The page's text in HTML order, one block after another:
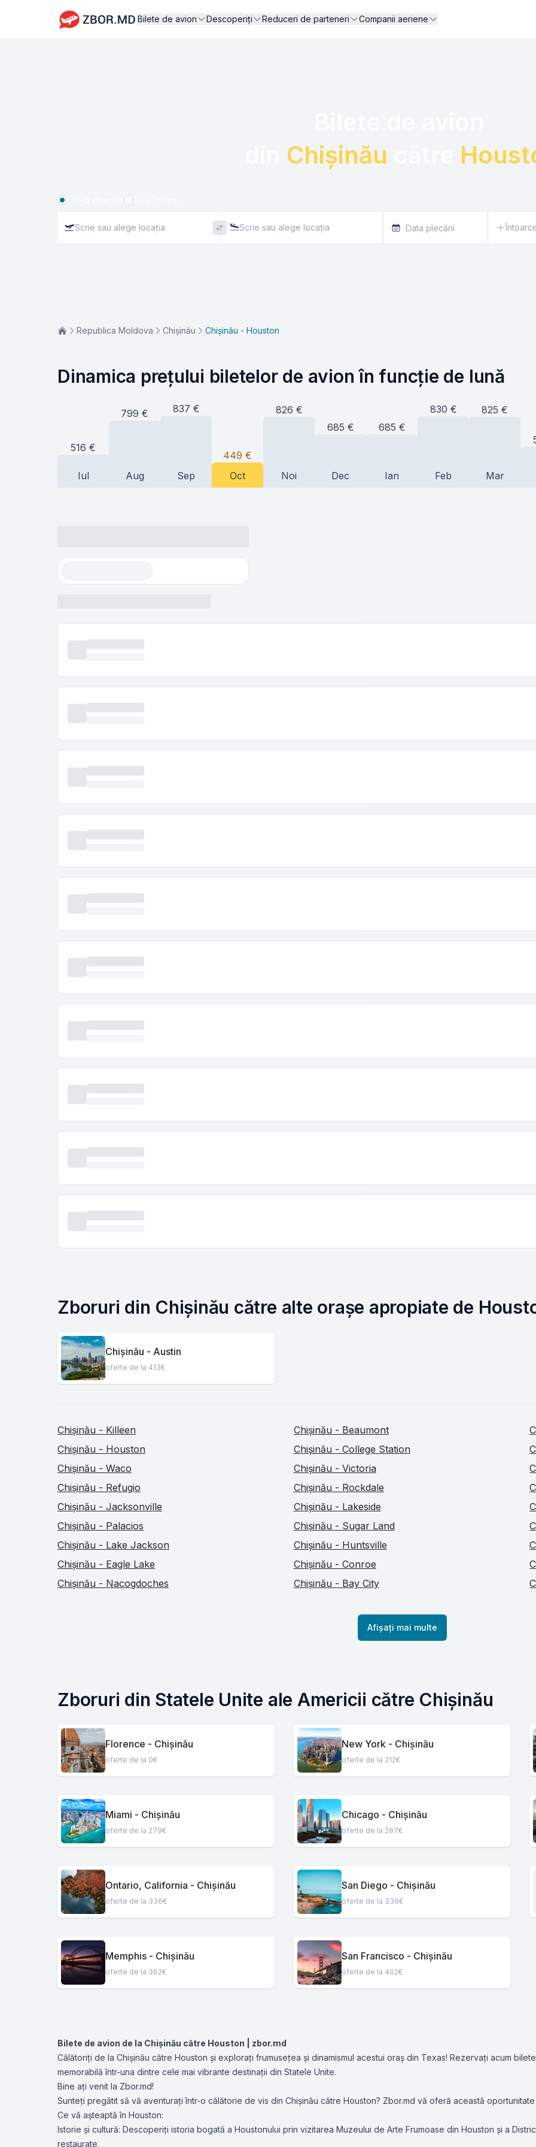
Bilete de avion Descoperiți Reduceri de parteneri Companii aeriene
Chișinău
Republica Moldova Chișinău Chișinău - Houston
Dinamica prețului biletelor de avion în funcție de lună
516 €
Iul
799 €
Aug
837 €
Sep
449 €
Oct
826 €
Noi
685 €
Dec
685 €
Ian
830 €
Feb
825 €
Mar
Zboruri din Chișinău către alte orașe apropiate de
Chișinău - Austin
oferte de la 413€
Chișinău - Killeen Chișinău - Beaumont
Chișinău - Houston
Chișinău - College Station
Chișinău - Waco
Chișinău - Victoria
Chișinău - Refugio
Chișinău - Rockdale
Chișinău - Jacksonville
Chișinău - Lakeside
Chișinău - Palacios
Chișinău - Sugar Land
Chișinău - Lake Jackson
Chișinău - Huntsville
Chișinău - Eagle Lake
Chișinău - Conroe
Chișinău - Nacogdoches
Chișinău - Bay City
Afișați mai multe
Zboruri din Statele Unite ale Americii către Chișinău
Florence - Chișinău
oferte de la 0€
New York - Chișinău
oferte de la 212€
Miami - Chișinău
oferte de la 279€
Chicago - Chișinău
oferte de la 287€
Ontario, California - Chișinău
oferte de la 336€
San Diego - Chișinău
oferte de la 336€
Memphis - Chișinău
oferte de la 362€
San Francisco - Chișinău
oferte de la 402€
Bilete de avion de la Chișinău către Houston | zbor.md
Călătoriți de la Chișinău către Houston și explorați frumusețea și dinamismul acestui oraș din Texas! Rezervați acum
memorabilă într-una dintre cele mai vibrante destinații din Statele Unite.
Bine ați venit la Zbor.md!
Sunteți pregătit să vă aventurați într-o călătorie de vis din Chișinău către Houston? Zbor.md vă oferă această
Ce vă așteaptă în Houston:
Istorie și cultură: Descoperiți istoria bogată a Houstonului prin vizitarea Muzeului de Arte Frumoase din Houston și a
restaurate.